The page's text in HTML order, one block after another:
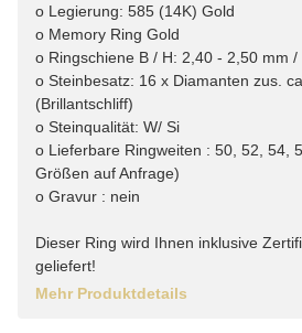
o Legierung: 585 (14K) Gold
o Memory Ring Gold
o Ringschiene B / H: 2,40 - 2,50 mm
o Steinbesatz: 16 x Diamanten zus.
(Brillantschliff)
o Steinqualität: W/ Si
o Lieferbare Ringweiten : 50, 52, 54,
Größen auf Anfrage)
o Gravur : nein
Dieser Ring wird Ihnen inklusive
geliefert!
Mehr Produktdetails